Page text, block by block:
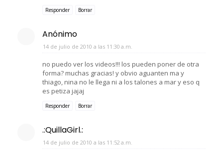
Responder Borrar
Anónimo
14 de julio de 2010 a las 11:30 a.m.
no puedo ver los videos!!! los pueden poner de otra
forma? muchas gracias! y obvio aguanten ma y
thiago, nina no le llega ni a los talones a mar y eso q
es petiza jajaj
Responder Borrar
.:QuillaGirl.:
14 de julio de 2010 a las 11:52 a.m.